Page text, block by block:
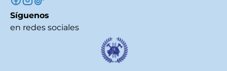
Síguenos
en redes sociales